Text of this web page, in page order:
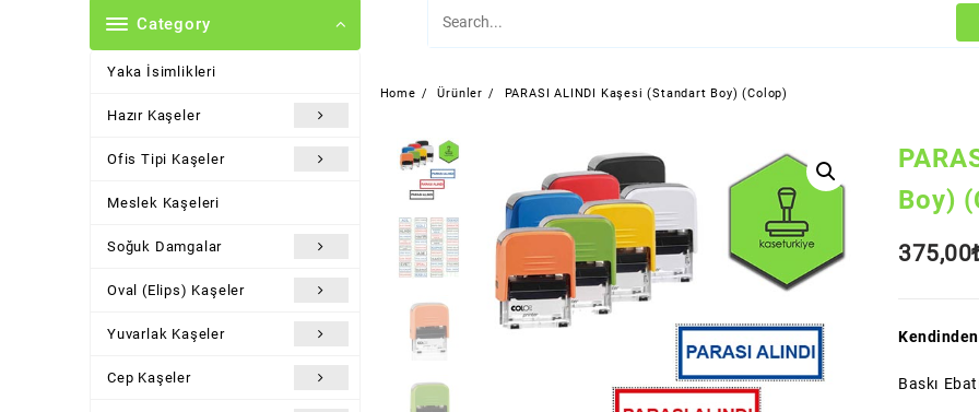
Category
Yaka İsimlikleri
Hazır Kaşeler
Ofis Tipi Kaşeler
Meslek Kaşeleri
Soğuk Damgalar
Oval (Elips) Kaşeler
Yuvarlak Kaşeler
Cep Kaşeler
Home Ürünler PARASI ALINDI Kaşesi (Standart Boy) (Colop)
Boy)
375,00
Baskı